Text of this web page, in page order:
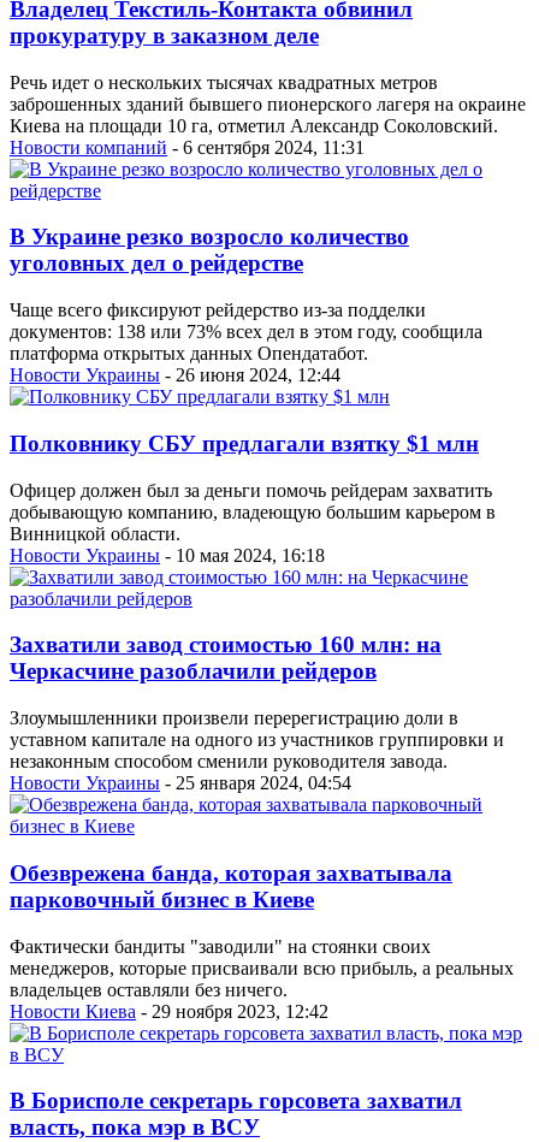
Владелец Текстиль-Контакта обвинил
прокуратуру в заказном деле
Речь идет о нескольких тысячах квадратных метров
заброшенных зданий бывшего пионерского лагеря на окраине
Киева на площади 10 га, отметил Александр Соколовский.
Новости компаний - 6 сентября 2024, 11:31
В Украине резко возросло количество
уголовных дел о рейдерстве
Чаще всего фиксируют рейдерство из-за подделки
документов: 138 или 73% всех дел в этом году, сообщила
платформа открытых данных Опендатабот.
Новости Украины - 26 июня 2024, 12:44
Полковнику СБУ предлагали взятку $1 млн
Офицер должен был за деньги помочь рейдерам захватить
добывающую компанию, владеющую большим карьером в
Винницкой области.
Новости Украины - 10 мая 2024, 16:18
Захватили завод стоимостью 160 млн: на
Черкасчине разоблачили рейдеров
Злоумышленники произвели перерегистрацию доли в
уставном капитале на одного из участников группировки и
незаконным способом сменили руководителя завода.
Новости Украины - 25 января 2024, 04:54
Обезврежена банда, которая захватывала
парковочный бизнес в Киеве
Фактически бандиты "заводили" на стоянки своих
менеджеров, которые присваивали всю прибыль, а реальных
владельцев оставляли без ничего.
Новости Киева - 29 ноября 2023, 12:42
В Борисполе секретарь горсовета захватил
власть, пока мэр в ВСУ